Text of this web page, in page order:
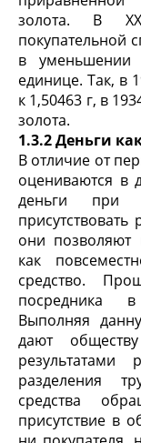
золота. В
покупательной
в уменьшении
единице. Так, в
к 1,50463 г, в
золота.
1.3.2 Деньги
В отличие от
оцениваются в
деньги при
они позволяют
как
средство.
посредника в
Выполняя
дают
результатами
разделения
средства
присутствие в